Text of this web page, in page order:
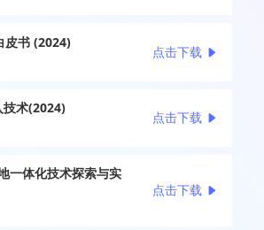
皮书 (2024)
点击下载
技术(2024)
点击下载
一体化技术探索与实
点击下载